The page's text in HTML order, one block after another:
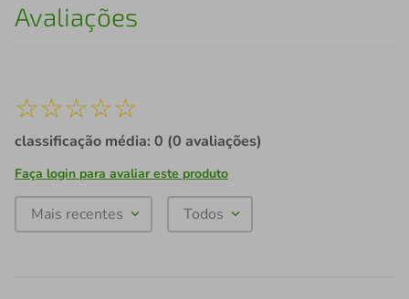
Avaliações
☆☆☆☆☆
classificação média: 0 (0 avaliações)
Faça login para avaliar este produto
Mais recentes Todos